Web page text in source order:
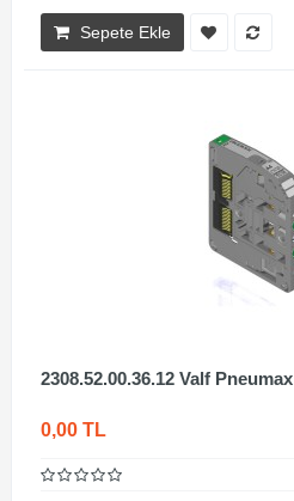
Sepete Ekle
2308.52.00.36.12 Valf Pneumax
0,00 TL